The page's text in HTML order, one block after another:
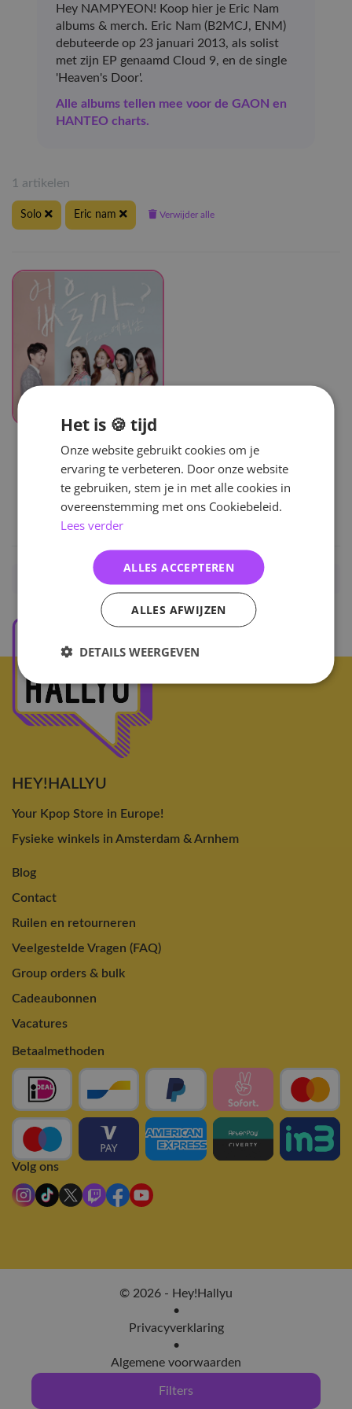
Hey NAMPYEON! Koop hier je Eric Nam
albums & merch. Eric Nam (B2MCJ, ENM)
debuteerde op 23 januari 2013, als solist
met zijn EP genaamd Cloud 9, en de single
'Heaven's Door'.
Alle albums tellen mee voor de GAON en
HANTEO charts.
Filters
1 artikelen
Solo Eric nam Verwijder alle
UITVERKOCHT
Eric nam
Isn't There?
15,-
KPOP
HEY!HALLYU
Your Kpop Store in Europe!
Fysieke winkels in Amsterdam & Arnhem
Blog
Contact
Ruilen en retourneren
Veelgestelde Vragen (FAQ)
Group orders & bulk
Cadeaubonnen
Vacatures
Betaalmethoden
Volg ons
© 2026 - Hey!Hallyu
•
Privacyverklaring
•
Algemene voorwaarden
Het is 🍪 tijd
Onze website gebruikt cookies om je
ervaring te verbeteren. Door onze website
te gebruiken, stem je in met alle cookies in
overeenstemming met ons Cookiebeleid.
Lees verder
ALLES ACCEPTEREN
ALLES AFWIJZEN
DETAILS WEERGEVEN